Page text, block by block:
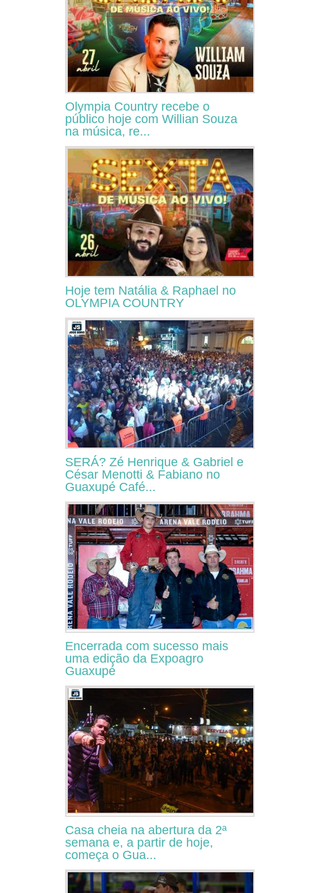
Olympia Country recebe o
público hoje com Willian Souza
na música, re...
Hoje tem Natália & Raphael no
OLYMPIA COUNTRY
SERÁ? Zé Henrique & Gabriel e
César Menotti & Fabiano no
Guaxupé Café...
Encerrada com sucesso mais
uma edição da Expoagro
Guaxupé
Casa cheia na abertura da 2ª
semana e, a partir de hoje,
começa o Gua...